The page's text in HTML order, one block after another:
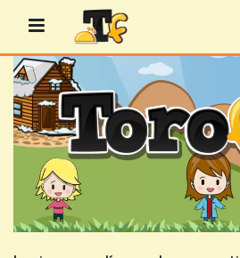
JUEGOS
DE
BINGO
Saltar
al
contenido